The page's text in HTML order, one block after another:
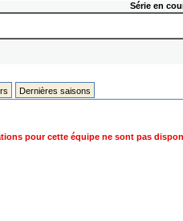
Série en
Dernières saisons
pour cette équipe ne sont pas